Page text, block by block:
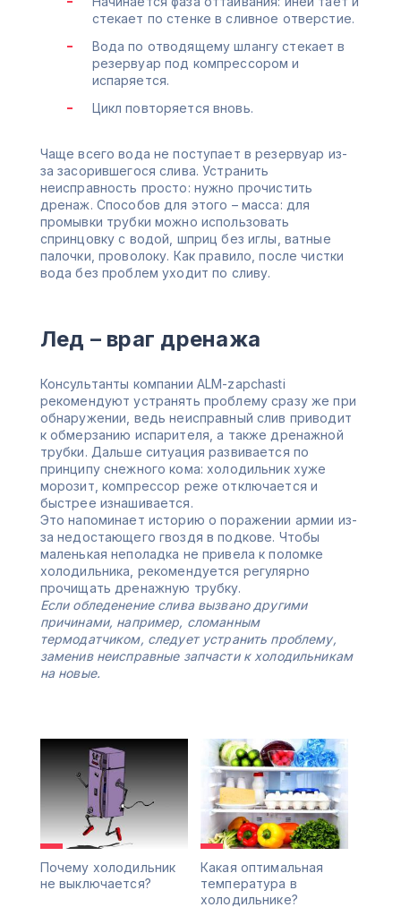
стекает по стенке в сливное отверстие.
Вода по отводящему шлангу стекает в
резервуар под компрессором и
испаряется.
Цикл повторяется вновь.
Чаще всего вода не поступает в резервуар из-
за засорившегося слива. Устранить
неисправность просто: нужно прочистить
дренаж. Способов для этого – масса: для
промывки трубки можно использовать
спринцовку с водой, шприц без иглы, ватные
палочки, проволоку. Как правило, после чистки
вода без проблем уходит по сливу.
Лед – враг дренажа
Консультанты компании ALM-zapchasti
рекомендуют устранять проблему сразу же при
обнаружении, ведь неисправный слив приводит
к обмерзанию испарителя, а также дренажной
трубки. Дальше ситуация развивается по
принципу снежного кома: холодильник хуже
морозит, компрессор реже отключается и
быстрее изнашивается.
Это напоминает историю о поражении армии из-
за недостающего гвоздя в подкове. Чтобы
маленькая неполадка не привела к поломке
холодильника, рекомендуется регулярно
прочищать дренажную трубку.
Если обледенение слива вызвано другими
причинами, например, сломанным
термодатчиком, следует устранить проблему,
заменив неисправные запчасти к холодильникам
на новые.
Почему холодильник
не выключается?
Какая оптимальная
температура в
холодильнике?